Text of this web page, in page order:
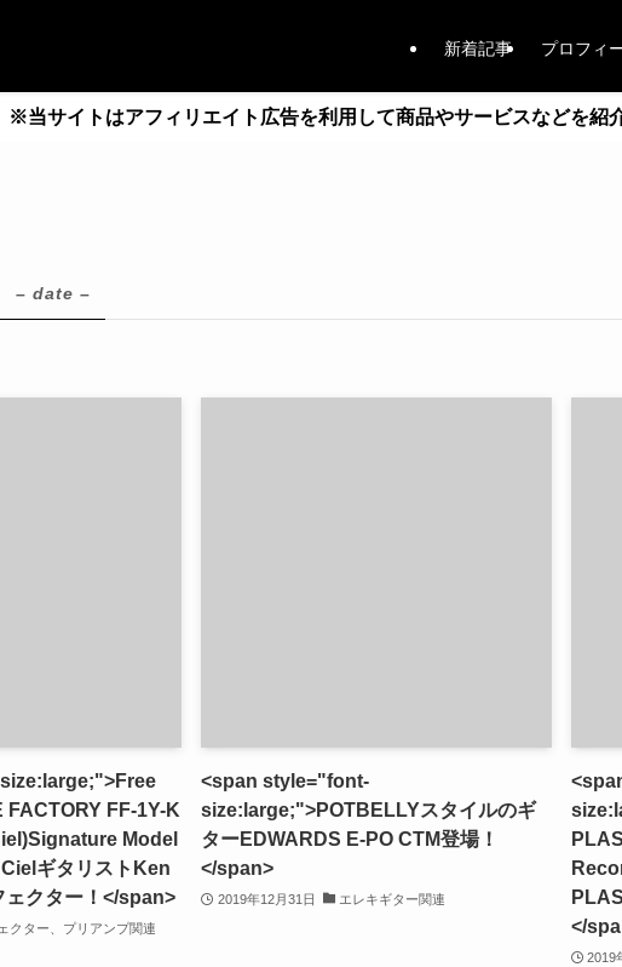
新着記事 プロフィ
※当サイトはアフィリエイト広告を利用して商品やサービスなどを紹
– date –
FF-1Y-K
Model
ギタリストKen
ェクター！</span>
クター、プリアンプ関連
<span style="font-
size:large;">POTBELLYスタイルのギ
ターEDWARDS E-PO CTM登場！
</span>
2019年12月31日 エレキギター関連
</
2019